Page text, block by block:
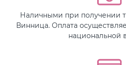
Наличными при получении
Винница. Оплата
национальной